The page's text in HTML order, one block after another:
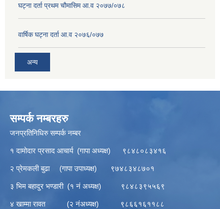
घट्ना दर्ता प्रथम चौमासिम आ.व २०७७/०७८
वार्षिक घट्ना दर्ता आ.व २०७६/०७७
अन्य
सम्पर्क नम्बरहरु
जनप्रतिनिधिरु सम्पर्क नम्बर
१ दामोदार प्रसाद आचार्य (गापा अध्यक्ष) ९८४८०८३४१६
२ प्रेमकली बुढा (गापा उपाध्यक्ष) ९७४८३४८७०१
३ भिम बहादुर भण्डारी (१ नं अध्यक्ष) ९८४८३९५५६९
४ खाम्मा रावत (२ नंअध्यक्ष) ९८६६१६११८८